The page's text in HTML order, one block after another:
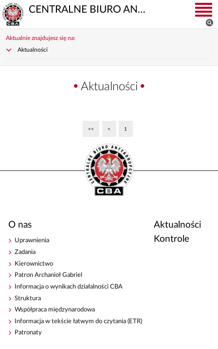
CENTRALNE BIURO ANTYKORUPCYJNE
Aktualnie znajdujesz się na:
Aktualności
Aktualności
<< < 1
O nas
Uprawnienia
Zadania
Kierownictwo
Patron Archanioł Gabriel
Informacja o wynikach działalności CBA
Struktura
Współpraca międzynarodowa
Informacja w tekście łatwym do czytania (ETR)
Patronaty
Aktualności
Kontrole